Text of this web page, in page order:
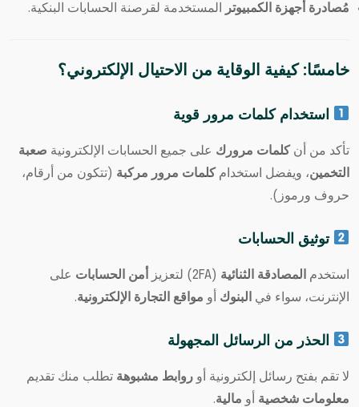
مُصادرة أجهزة الكمبيوتر المستخدمة لقرصنة الحسابات البنكية.
خامسًا: كيفية الوقاية من الاحتيال الإلكتروني؟
استخدام كلمات مرور قوية
تأكد من أن كلمات مرورك على جميع الحسابات الإلكترونية صعبة
التخمين، ويفضل استخدام كلمات مرور مركبة (تتكون من أرقام،
حروف ورموز).
توثيق الحسابات
استخدم المصادقة الثنائية (2FA) لتعزيز أمن الحسابات على
الإنترنت، سواء في البنوك أو مواقع التجارة الإلكترونية.
الحذر من الرسائل المجهولة
لا تقم بفتح رسائل إلكترونية أو روابط مشبوهة تطلب منك تقديم
معلومات شخصية أو مالية.